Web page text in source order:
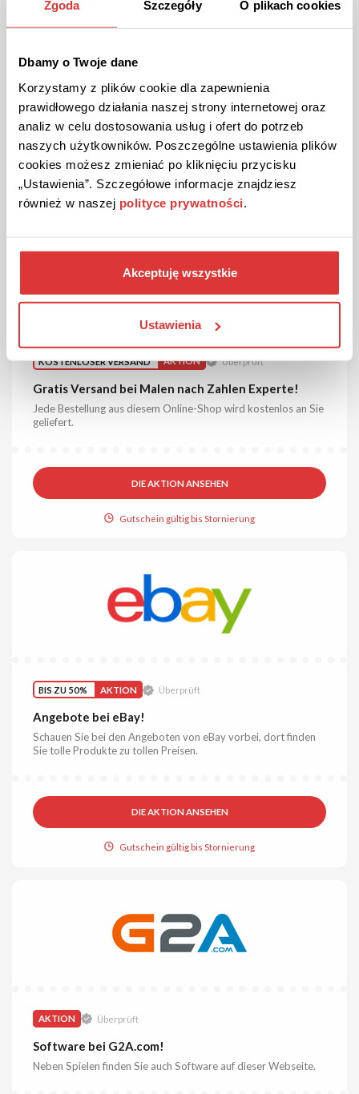
Zgoda Szczegóły O plikach cookies
Dbamy o Twoje dane
Korzystamy z plików cookie dla zapewnienia
prawidłowego działania naszej strony internetowej oraz
analiz w celu dostosowania usług i ofert do potrzeb
naszych użytkowników. Poszczególne ustawienia plików
cookies możesz zmieniać po kliknięciu przycisku
„Ustawienia”. Szczegółowe informacje znajdziesz
również w naszej polityce prywatności
Akceptuję wszystkie
Ustawienia
BIS ZU 43% AKTION Überprüft
Ausverkauf bei Malen nach Zahlen Experte!
43%.
DIE AKTION ANSEHEN
Gutschein gültig bis Stornierung
KOSTENLOSER VERSAND AKTION Überprüft
Gratis Versand bei Malen nach Zahlen Experte!
Jede Bestellung aus diesem Online-Shop wird kostenlos an Sie
geliefert.
DIE AKTION ANSEHEN
Gutschein gültig bis Stornierung
BIS ZU 50% AKTION Überprüft
Angebote bei eBay!
Schauen Sie bei den Angeboten von eBay vorbei, dort finden
Sie tolle Produkte zu tollen Preisen.
DIE AKTION ANSEHEN
Gutschein gültig bis Stornierung
AKTION Überprüft
Software bei G2A.com!
Neben Spielen finden Sie auch Software auf dieser Webseite.